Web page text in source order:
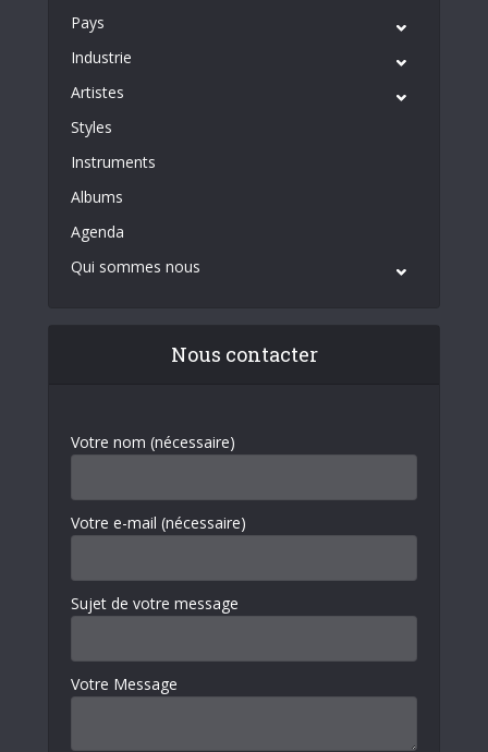
Pays
Industrie
Artistes
Styles
Instruments
Albums
Agenda
Qui sommes nous
Nous contacter
Votre nom (nécessaire)
Votre e-mail (nécessaire)
Sujet de votre message
Votre Message